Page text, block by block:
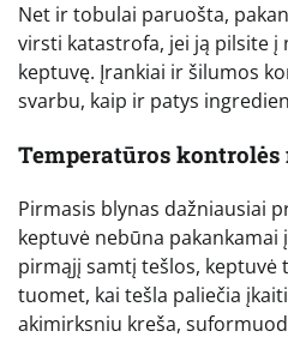
Net ir tobulai paruošta,
virsti katastrofa, jei ją pilsite į
keptuvę. Įrankiai ir šilumos
svarbu, kaip ir patys
Temperatūros kontrolės
Pirmasis blynas dažniausiai
keptuvė nebūna pakankamai
pirmąjį samtį tešlos, keptuvė
tuomet, kai tešla paliečia
akimirksniu kreša,